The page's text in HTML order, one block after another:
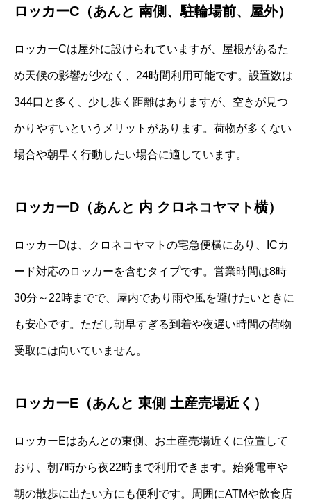
ロッカーC（あんと 南側、駐輪場前、屋外）
ロッカーCは屋外に設けられていますが、屋根があるた
め天候の影響が少なく、24時間利用可能です。設置数は
344口と多く、少し歩く距離はありますが、空きが見つ
かりやすいというメリットがあります。荷物が多くない
場合や朝早く行動したい場合に適しています。
ロッカーD（あんと 内 クロネコヤマト横）
ロッカーDは、クロネコヤマトの宅急便横にあり、ICカ
ード対応のロッカーを含むタイプです。営業時間は8時
30分～22時までで、屋内であり雨や風を避けたいときに
も安心です。ただし朝早すぎる到着や夜遅い時間の荷物
受取には向いていません。
ロッカーE（あんと 東側 土産売場近く）
ロッカーEはあんとの東側、お土産売場近くに位置して
おり、朝7時から夜22時まで利用できます。始発電車や
朝の散歩に出たい方にも便利です。周囲にATMや飲食店